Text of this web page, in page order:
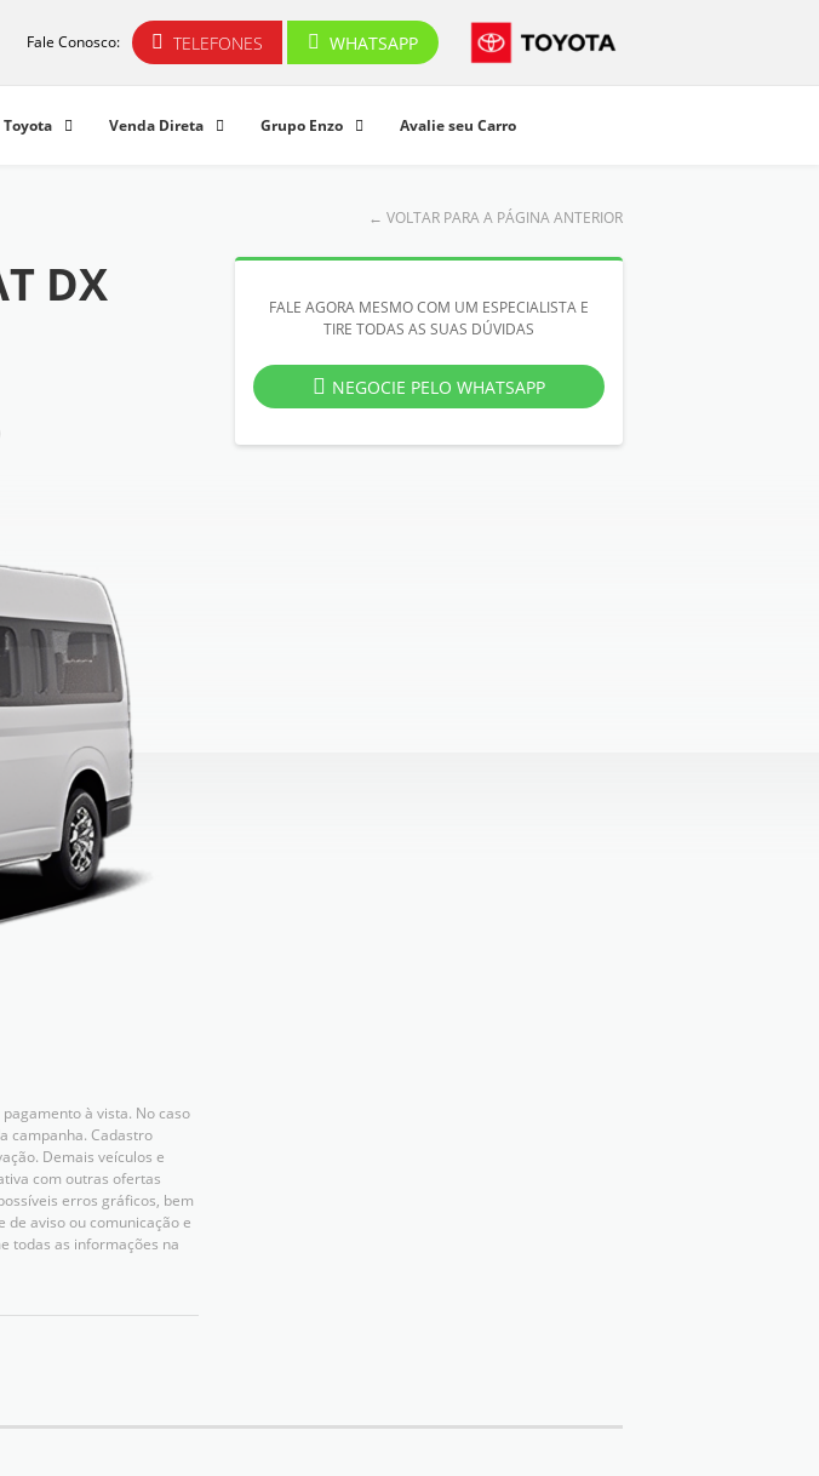
Fale Conosco: TELEFONES WHATSAPP
Toyota Venda Direta Grupo Enzo Avalie seu Carro
← VOLTAR PARA A PÁGINA ANTERIOR
DX
à vista. No caso
campanha. Cadastro
Demais veículos e
com outras ofertas
erros gráficos, bem
aviso ou comunicação e
todas as informações na
FALE AGORA MESMO COM UM ESPECIALISTA E
TIRE TODAS AS SUAS DÚVIDAS
NEGOCIE PELO WHATSAPP